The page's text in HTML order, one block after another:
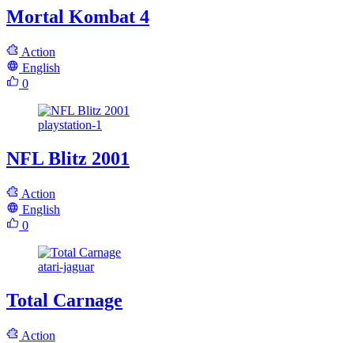
Mortal Kombat 4
Action
English
0
playstation-1
NFL Blitz 2001
Action
English
0
atari-jaguar
Total Carnage
Action